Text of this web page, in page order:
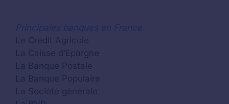
Le Crédit Agricole
La Caisse d’Epargne
La Banque Postale
La Banque Populaire
La Société générale